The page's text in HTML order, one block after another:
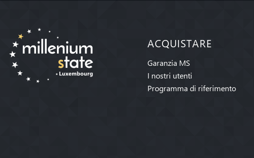
ACQUISTARE
Garanzia MS
I nostri utenti
Programma di riferimento